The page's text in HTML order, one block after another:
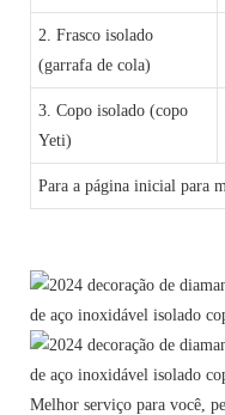
2. Frasco isolado
(garrafa de cola)
3. Copo isolado (copo
Yeti)
Para a página inicial para
Melhor serviço para você,